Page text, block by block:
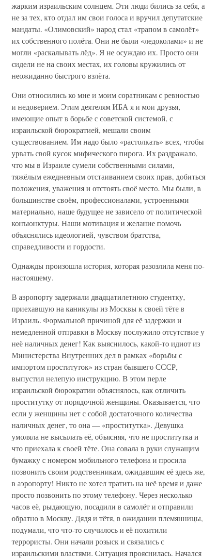
жарким израильским солнцем. Эти люди бились за себя, а
не за тех, кто отдал им свои голоса и вручил депутатские
мандаты. «Олимовский» народ стал «трапом в самолёт»
их собственного полёта. Они не были «ледоколами» и не
могли «раскалывать лёд». Я не осуждаю их. Просто они
сидели не на своих местах, их головы кружились от
неожиданно быстрого взлёта.
Они относились ко мне и моим соратникам с ревностью
и недоверием. Этим деятелям ИБА я и мои друзья,
имеющие опыт в борьбе с советской системой, с
израильской бюрократией, мешали своим
существованием. Им надо было «растолкать» всех, чтобы
урвать свой кусок мифического пирога. Их раздражало,
что мы в Израиле сумели собственными силами,
тяжёлым ежедневным отстаиванием своих прав, добиться
положения, уважения и отстоять своё место. Мы были, в
большинстве своём, профессионалами, устроенными
материально, наше будущее не зависело от политической
конъюнктуры. Наши мотивация и желание помочь
объяснялись идеологией, чувством братства,
справедливости и гордости.
Однажды произошла история, которая разозлила меня по-
настоящему.
В аэропорту задержали двадцатилетнюю студентку,
приехавшую на каникулы из Москвы к своей тёте в
Израиль. Формальной причиной для её задержки и
немедленной отправки в Москву послужило отсутствие у
неё наличных денег! Как выяснилось, какой-то идиот из
Министерства Внутренних дел в рамках «борьбы с
импортом проституток» из стран бывшего СССР,
выпустил нелепую инструкцию. В этом перле
израильской бюрократии объяснялось, как отличить
проститутку от порядочной женщины. Оказывается, что
если у женщины нет с собой достаточного количества
наличных денег, то она — «проститутка». Девушка
умоляла не высылать её, объясняя, что не проститутка и
что приехала к своей тёте. Она совала в руки служащим
бумажку с номером мобильного телефона и просила
позвонить своим родственникам, ожидавшим её здесь же,
в аэропорту! Никто не хотел тратить на неё время и даже
просто позвонить по этому телефону. Через несколько
часов её, рыдающую, посадили в самолёт и отправили
обратно в Москву. Дядя и тётя, в ожидании племянницы,
подумали, что что-то случилось и её похитили
террористы. Они начали розыск и связались с
израильскими властями. Ситуация прояснилась. Начался